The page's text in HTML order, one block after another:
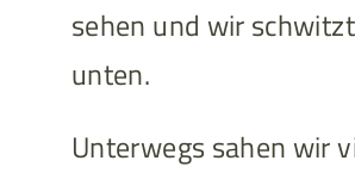
sehen und wir
unten.
Unterwegs sahen wir